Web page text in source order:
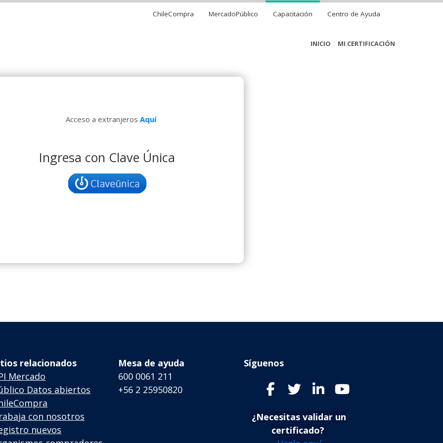
INICIO MI CERTIFICACIÓN
ChileCompra MercadoPúblico Capacitación Centro de Ayuda
Acceso a extranjeros Aquí
Ingresa con Clave Única
Ingresa con Clave Única
relacionados
Mercado
Datos abiertos
con nosotros
nuevos
Mesa de ayuda
600 0061 211
+56 2 25950820
Síguenos
¿Necesitas validar un
certificado?